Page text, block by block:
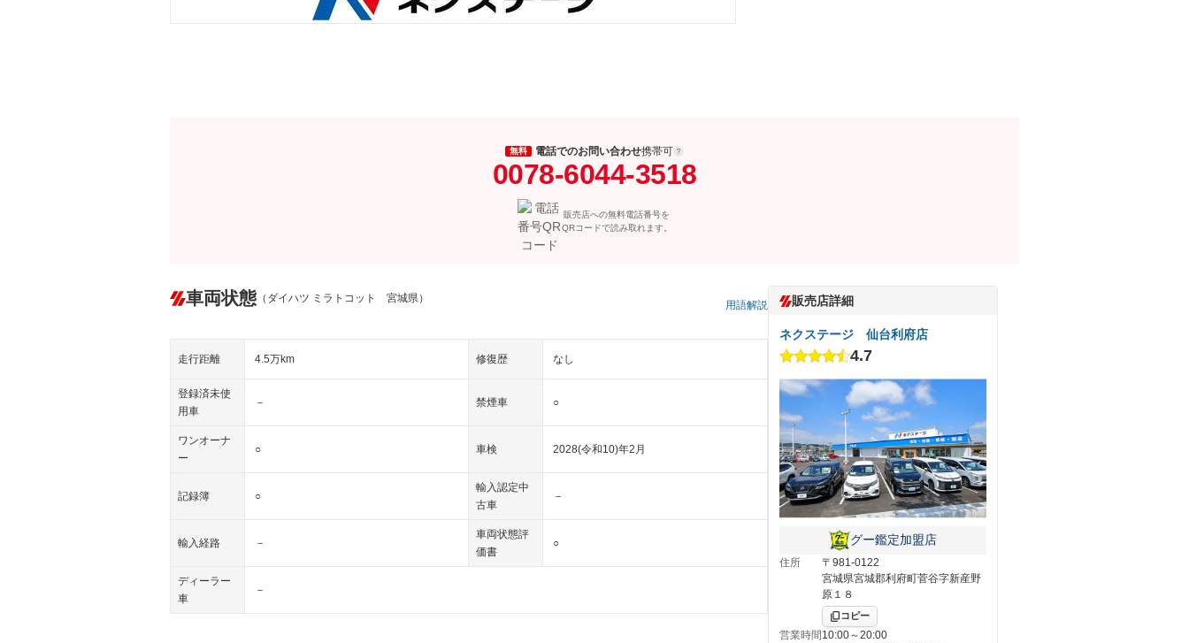
無料 電話でのお問い合わせ携帯可
0078-6044-3518
販売店への無料電話番号を
QRコードで読み取れます。
車両状態 （ダイハツ ミラトコット 宮城県）
用語解説
走行距離 4.5万km 修復歴 なし
登録済未使
用車
－ 禁煙車 ○
ワンオーナ
ー
○ 車検 2028(令和10)年2月
記録簿 ○
輸入認定中
古車
－
輸入経路 －
車両状態評
価書
○
ディーラー
車
－
販売店詳細
ネクステージ 仙台利府店
4.7
グー鑑定加盟店
住所
〒981-0122
宮城県宮城郡利府町菅谷字新産野
原１８
コピー
営業時間10:00～20:00